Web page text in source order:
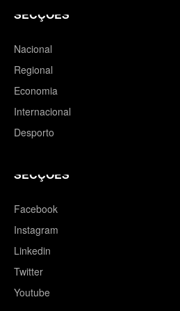
SECÇÕES
Nacional
Regional
Economia
Internacional
Desporto
SECÇÕES
Facebook
Instagram
Linkedin
Twitter
Youtube